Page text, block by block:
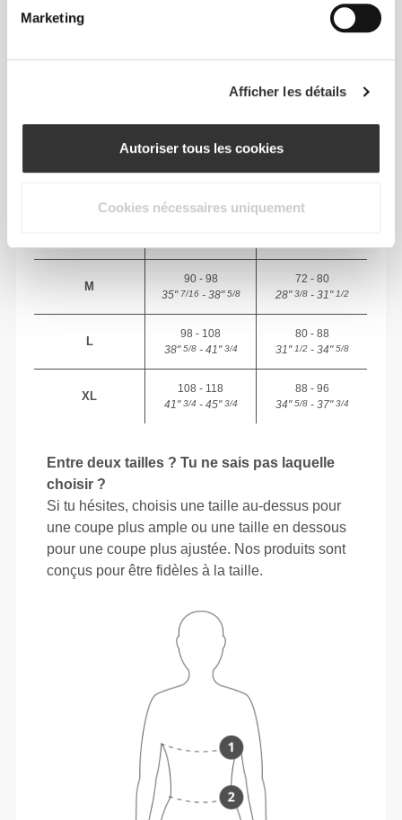
Marketing
Afficher les détails
Autoriser tous les cookies
Cookies nécessaires uniquement
TAILLE RECOMMANDÉE EN FONCTION DE
TES MENSURATIONS
TAILLE
XS
M
90 - 98
35"7/16- 38"5/8
72 - 80
28"3/8- 31"1/2
L
98 - 108
38"5/8- 41"3/4
80 - 88
31"1/2- 34"5/8
XL
108 - 118
41"3/4 - 45"3/4
88 - 96
34"5/8- 37"3/4
Entre deux tailles ? Tu ne sais pas laquelle
choisir ?
Si tu hésites, choisis une taille au-dessus pour
une coupe plus ample ou une taille en dessous
pour une coupe plus ajustée. Nos produits sont
conçus pour être fidèles à la taille.